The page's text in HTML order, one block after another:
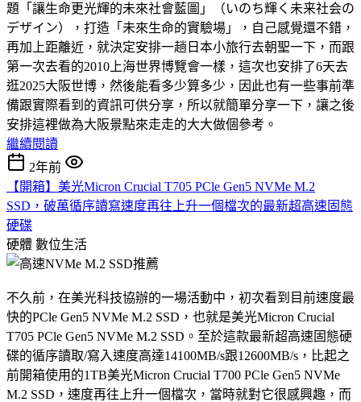
題「讓生命更光輝的未來社會藍圖」（いのち輝く未来社会の
デザイン），打造「未來生命的實驗場」，自己感覺還不錯，
再加上距離近，就決定安排一趟日本小旅行去朝聖一下，而跟
第一次去看的2010上海世界博覽會一樣，這次也安排了6天去
逛2025大阪世博，然後能看多少算多少，因此也有一些事前準
備跟實際看到的資訊可供分享，所以就簡單分享一下，讓之後
安排這裡做為大阪景點來走走的大大做個參考。
繼續閱讀
2年前
【開箱】美光Micron Crucial T705 PCle Gen5 NVMe M.2
SSD，破萬循序讀寫速度再往上升一個檔次的最新超高速固態
硬碟
硬體 數位生活
不久前，在美光科技協辦的一場活動中，初次看到目前速度最
快的PCle Gen5 NVMe M.2 SSD，也就是美光Micron Crucial
T705 PCle Gen5 NVMe M.2 SSD。至於這款最新超高速固態硬
碟的循序讀取/寫入速度高達14100MB/s跟12600MB/s，比起之
前開箱使用的1TB美光Micron Crucial T700 PCle Gen5 NVMe
M.2 SSD，速度再往上升一個檔次，當時就對它很感興趣，而